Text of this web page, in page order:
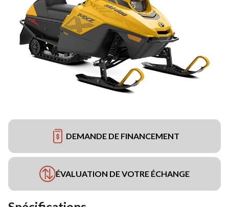
DEMANDE DE FINANCEMENT
ÉVALUATION DE VOTRE ÉCHANGE